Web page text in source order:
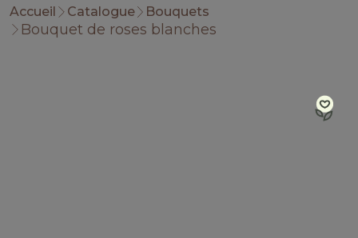
Accueil Catalogue Bouquets
Bouquet de roses blanches